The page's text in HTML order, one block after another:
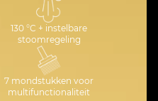
130 °C + instelbare
stoomregeling
7 mondstukken voor
multifunctionaliteit